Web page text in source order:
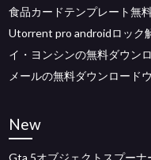
食品カードテンプレート無
Utorrent pro androidロック
イ・ヨンシンの無料ダウン
メールの無料ダウンロード
New
Gta 5オブジェクトスプーナ